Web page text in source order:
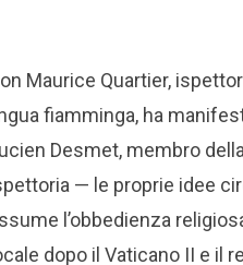
Maurice Quartier,
fiamminga, ha
Desmet, membro
— le proprie idee
l’obbedienza
dopo il Vaticano II e il